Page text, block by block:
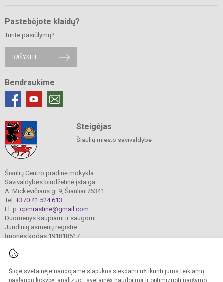
Šioje svetainėje naudojame slapukus siekdami užtikrinti jums teikiamų
paslaugų kokybę, analizuoti svetainės naudojimą ir optimizuoti naršymo
Pastebėjote klaidų?
Turite pasiūlymų?
RAŠYKITE
Bendraukime
Steigėjas
Šiaulių miesto savivaldybė
Šiaulių Centro pradinė mokykla
Savivaldybės biudžetinė įstaiga
A. Mickevičiaus g. 9, Šiauliai 76341
Tel. +370 41 524 613
El. p. cpmrastine@gmail.com
Duomenys kaupiami ir saugomi
Juridinių asmenų registre
Įmonės kodas 191818517
© 2024. Šiaulių Centro pradinė mokykla. Visos teisės saugomos.
Kopijuoti turinį be raštiško įstaigos administracijos sutikimo griežtai draudžiama.